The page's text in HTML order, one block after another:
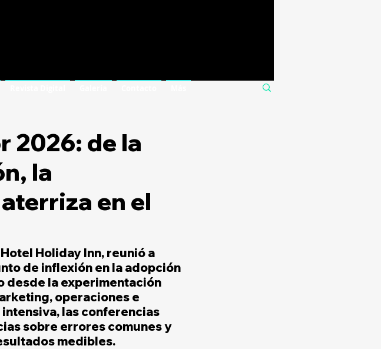
2026: de la
la
en el
Holiday Inn, reunió a
de inflexión en la adopción
la experimentación
operaciones e
las conferencias
sobre errores comunes y
medibles.